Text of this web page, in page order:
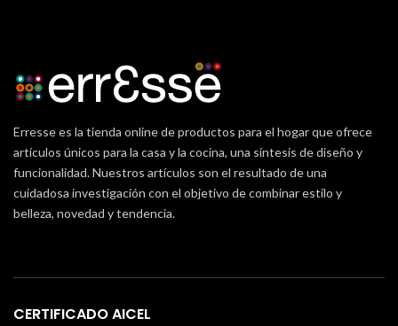
Erresse es la tienda online de productos para el hogar que ofrece
artículos únicos para la casa y la cocina, una síntesis de diseño y
funcionalidad. Nuestros artículos son el resultado de una
cuidadosa investigación con el objetivo de combinar estilo y
belleza, novedad y tendencia.
CERTIFICADO AICEL